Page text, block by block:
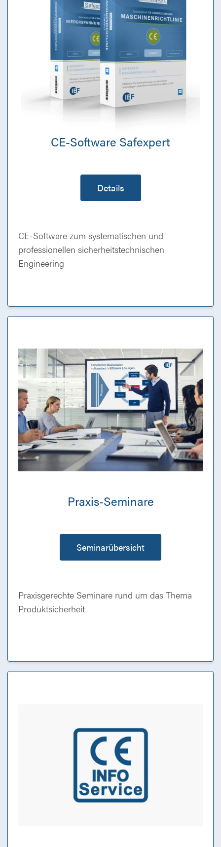
CE-Software Safexpert
Details
CE-Software zum systematischen und
professionellen sicherheitstechnischen
Engineering
Praxis-Seminare
Seminarübersicht
Praxisgerechte Seminare rund um das Thema
Produktsicherheit